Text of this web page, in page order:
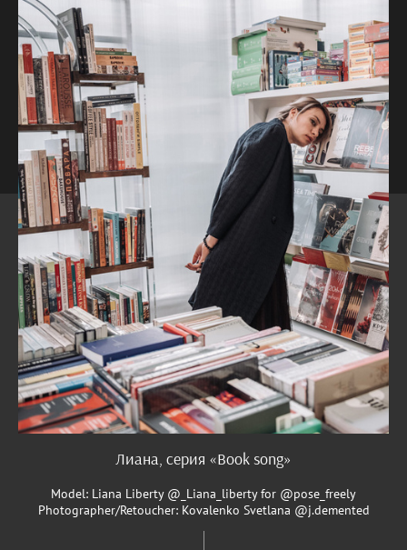
Лиана, серия «Book song»
Model: Liana Liberty @_Liana_liberty for @pose_freely
Photographer/Retoucher: Kovalenko Svetlana @j.demented